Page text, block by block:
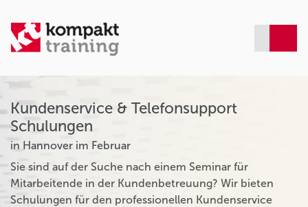
Kundenservice & Telefonsupport
Schulungen
in Hannover im Februar
Sie sind auf der Suche nach einem Seminar für
Mitarbeitende in der Kundenbetreuung? Wir bieten
Schulungen für den professionellen Kundenservice